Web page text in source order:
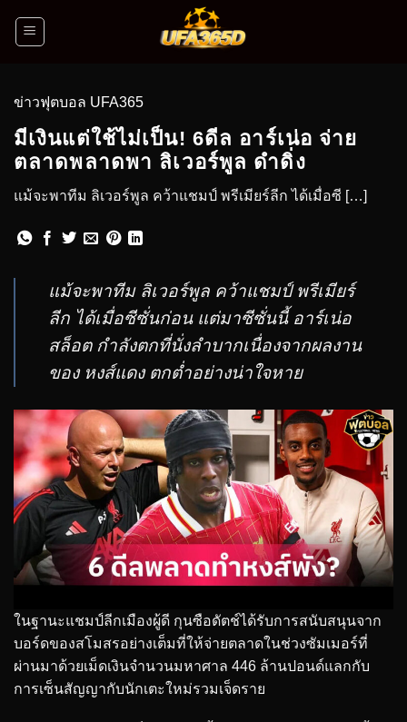
ข่าวฟุตบอล UFA365
มีเงินแต่ใช้ไม่เป็น! 6ดีล อาร์เน่อ จ่าย
ตลาดพลาดพา ลิเวอร์พูล ดำดิ่ง
แม้จะพาทีม ลิเวอร์พูล คว้าแชมป์ พรีเมียร์ลีก ได้เมื่อซี […]
แม้จะพาทีม ลิเวอร์พูล คว้าแชมป์ พรีเมียร์
ลีก ได้เมื่อซีซั่นก่อน แต่มาซีซั่นนี้ อาร์เน่อ
สล็อต กำลังตกที่นั่งลำบากเนื่องจากผลงาน
ของ หงส์แดง ตกต่ำอย่างน่าใจหาย
ในฐานะแชมป์ลีกเมืองผู้ดี กุนซือดัตช์ได้รับการสนับสนุนจาก
บอร์ดของสโมสรอย่างเต็มที่ให้จ่ายตลาดในช่วงซัมเมอร์ที่
ผ่านมาด้วยเม็ดเงินจำนวนมหาศาล 446 ล้านปอนด์แลกกับ
การเซ็นสัญญากับนักเตะใหม่รวมเจ็ดราย